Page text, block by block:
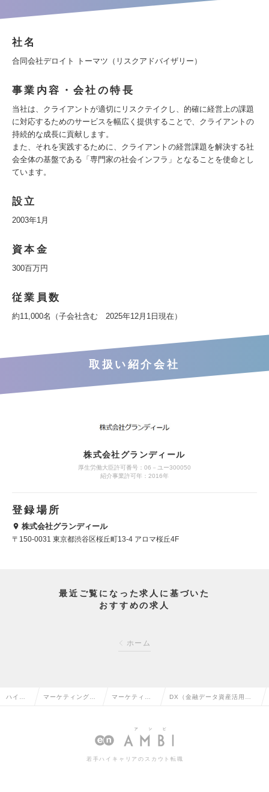
社名
合同会社デロイト トーマツ（リスクアドバイザリー）
事業内容・会社の特長
当社は、クライアントが適切にリスクテイクし、的確に経営上の課題
に対応するためのサービスを幅広く提供することで、クライアントの
持続的な成長に貢献します。
また、それを実践するために、クライアントの経営課題を解決する社
会全体の基盤である「専門家の社会インフラ」となることを使命とし
ています。
設立
2003年1月
資本金
300百万円
従業員数
約11,000名（子会社含む 2025年12月1日現在）
取扱い紹介会社
株式会社グランディール
厚生労働大臣許可番号：06－ユー300050
紹介事業許可年：2016年
登録場所
株式会社グランディール
〒150-0031 東京都渋谷区桜丘町13-4 アロマ桜丘4F
最近ご覧になった求人に基づいた
おすすめの求人
ホーム
ハイク マーケティング・ マーケティン
分析の転職
DX（金融データ資産活用）
ラス）の求人情報
若手ハイキャリアのスカウト転職